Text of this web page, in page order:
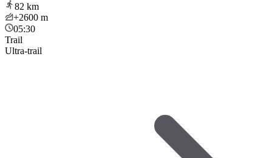
82 km
+2600 m
05:30
Trail
Ultra-trail